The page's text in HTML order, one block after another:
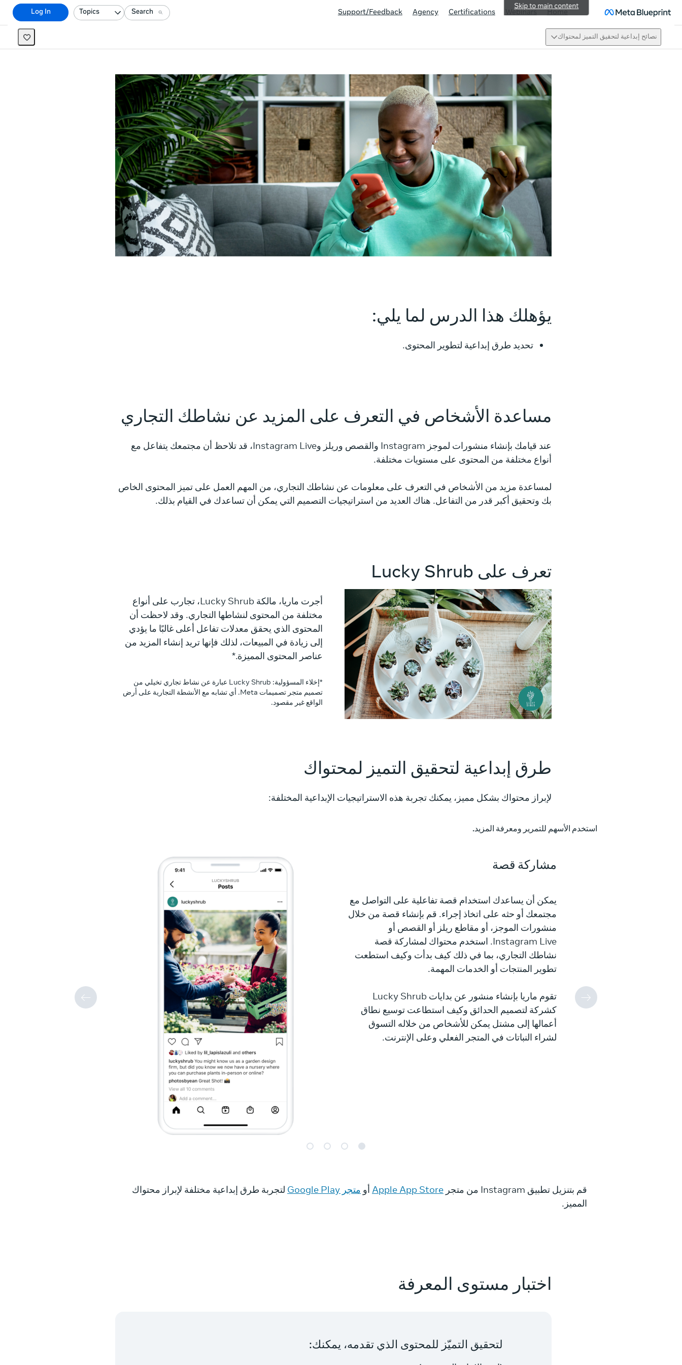
Skip to main content
Certifications
Agency
Support/Feedback
Search
Topics
Log In
نصائح إبداعية لتحقيق التميز لمحتواك
This activity is also available in English. View activity
يؤهلك هذا الدرس لما يلي:
تحديد طرق إبداعية لتطوير المحتوى.
مساعدة الأشخاص في التعرف على المزيد عن نشاطك التجاري
عند قيامك بإنشاء منشورات لموجز Instagram والقصص وريلز وInstagram Live، قد تلاحظ أن مجتمعك يتفاعل مع
أنواع مختلفة من المحتوى على مستويات مختلفة.
لمساعدة مزيد من الأشخاص في التعرف على معلومات عن نشاطك التجاري، من المهم العمل على تميز المحتوى الخاص
بك وتحقيق أكبر قدر من التفاعل. هناك العديد من استراتيجيات التصميم التي يمكن أن تساعدك في القيام بذلك.
تعرف على Lucky Shrub
أجرت ماريا، مالكة Lucky Shrub، تجارب على أنواع
مختلفة من المحتوى لنشاطها التجاري. وقد لاحظت أن
المحتوى الذي يحقق معدلات تفاعل أعلى غالبًا ما يؤدي
إلى زيادة في المبيعات، لذلك فإنها تريد إنشاء المزيد من
عناصر المحتوى المميزة.*
*إخلاء المسؤولية: Lucky Shrub عبارة عن نشاط تجاري تخيلي من
تصميم متجر تصميمات Meta. أي تشابه مع الأنشطة التجارية على أرض
الواقع غير مقصود.
طرق إبداعية لتحقيق التميز لمحتواك
لإبراز محتواك بشكل مميز، يمكنك تجربة هذه الاستراتيجيات الإبداعية المختلفة:
استخدم الأسهم للتمرير ومعرفة المزيد.
مشاركة قصة
يمكن أن يساعدك استخدام قصة تفاعلية على التواصل مع
مجتمعك أو حثه على اتخاذ إجراء. قم بإنشاء قصة من خلال
منشورات الموجز، أو مقاطع ريلز أو القصص أو
Instagram Live. استخدم محتواك لمشاركة قصة
نشاطك التجاري، بما في ذلك كيف بدأت وكيف استطعت
تطوير المنتجات أو الخدمات المهمة.
تقوم ماريا بإنشاء منشور عن بدايات Lucky Shrub
كشركة لتصميم الحدائق وكيف استطاعت توسيع نطاق
أعمالها إلى مشتل يمكن للأشخاص من خلاله التسوق
لشراء النباتات في المتجر الفعلي وعلى الإنترنت.
بالنسبة إلى قصتها الأسبوعية،
قم بتنزيل تطبيق Instagram من متجر Apple App Store أو متجر Google Play
لتجربة طرق إبداعية مختلفة لإبراز محتواك
المميز.
اختبار مستوى المعرفة
لتحقيق التميّز للمحتوى الذي تقدمه، يمكنك: